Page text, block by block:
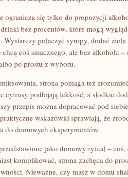
ogranicza się tylko do propozycji
bez procentów, które mogą
połączyć syropy, dodać
coś smacznego, ale bez alkoholu
po prostu z wyboru.
strona pomaga też
cytrusy podbijają lekkość, a słodkie
przepis można dopracować pod
wskazówki sprawiają, że
do domowych eksperymentów.
jako domowy rytuał –
komplikować, strona zachęca do
Nieważne, czy masz w domu